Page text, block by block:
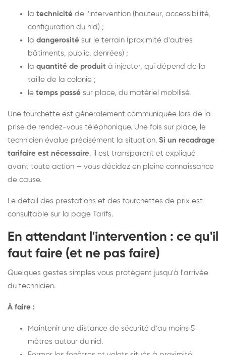
la technicité de l'intervention (hauteur, accessibilité,
configuration du nid) ;
la dangerosité sur le terrain (proximité d'autres
bâtiments, public, denrées) ;
la quantité de produit à injecter, qui dépend de la
taille de la colonie ;
le temps passé sur place, du matériel mobilisé.
Une fourchette est généralement communiquée lors de la
prise de rendez-vous téléphonique. Une fois sur place, le
technicien évalue précisément la situation. Si un recadrage
tarifaire est nécessaire, il est transparent et expliqué
avant toute action — vous décidez en pleine connaissance
de cause.
Le détail des prestations et des fourchettes de prix est
consultable sur la page Tarifs.
En attendant l'intervention : ce qu'il
faut faire (et ne pas faire)
Quelques gestes simples vous protègent jusqu'à l'arrivée
du technicien.
À faire :
Maintenir une distance de sécurité d'au moins 5
mètres autour du nid.